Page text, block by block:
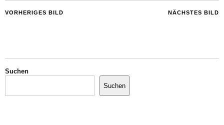
NÄCHSTES BILD
VORHERIGES BILD
Suchen
Suchen